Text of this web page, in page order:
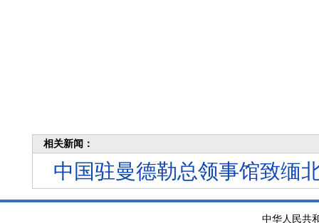
相关新闻：
中国驻曼德勒总领事馆致缅
中华人民共